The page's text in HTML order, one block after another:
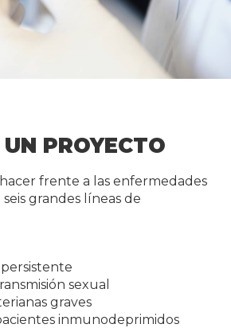
PROYECTO
frente a las enfermedades
grandes líneas de
persistente
sexual
graves
inmunodeprimidos